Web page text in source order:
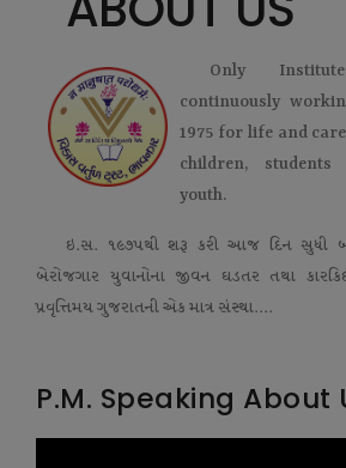
Only
continuously
1975 for life and
children, students
youth.
ઇ.સ. ૧૯૭૫થી શરૂ કરી આજ દિન સુધી
બેરોજગાર યુવાનોના જીવન ઘડતર તથા
પ્રવૃત્તિમય ગુજરાતની એક માત્ર સંસ્થા....
P.M. Speaking About